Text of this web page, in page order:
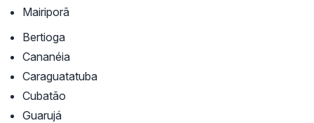
Mairiporã
Bertioga
Cananéia
Caraguatatuba
Cubatão
Guarujá